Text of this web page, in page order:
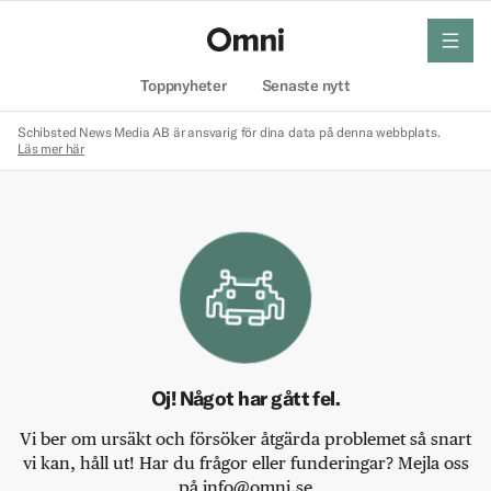
Toppnyheter Senaste nytt
meny
Schibsted News Media AB är ansvarig för dina data på denna webbplats.
Läs mer här
Oj! Något har gått fel.
Vi ber om ursäkt och försöker åtgärda problemet så snart
vi kan, håll ut! Har du frågor eller funderingar? Mejla oss